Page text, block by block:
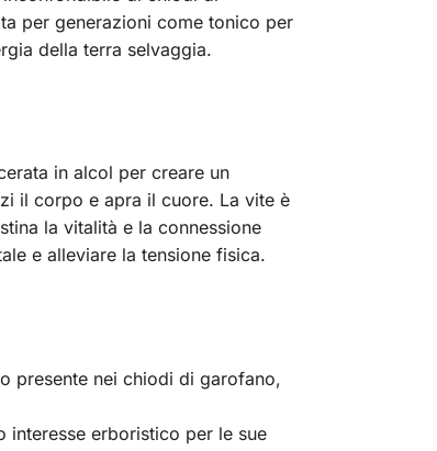
per generazioni come tonico per
della terra selvaggia.
in alcol per creare un
il corpo e apra il cuore. La vite è
la vitalità e la connessione
e alleviare la tensione fisica.
presente nei chiodi di garofano,
interesse erboristico per le sue